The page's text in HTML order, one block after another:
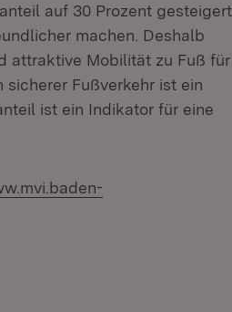
auf 30 Prozent gesteigert
machen. Deshalb
attraktive Mobilität zu Fuß für
Fußverkehr ist ein
ist ein Indikator für eine